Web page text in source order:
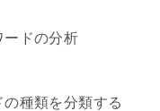
ードの分析
種類を分類する